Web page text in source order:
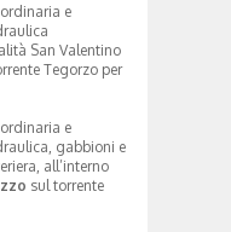
e
San Valentino
Tegorzo per
e
gabbioni e
all’interno
sul torrente